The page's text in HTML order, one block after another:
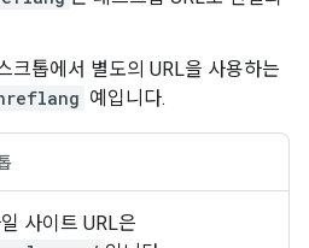
크톱에서 별도의 URL을 사용하는
예입니다.
사이트 URL은